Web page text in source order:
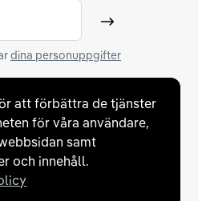
att förbättra de tjänster
för våra användare,
samt
och innehåll.
Skicka
dina personuppgifter
för att erbjuda dig bästa
stödjer en rad olika
känna dig trygg vid ditt köp
AutoConcept gällande